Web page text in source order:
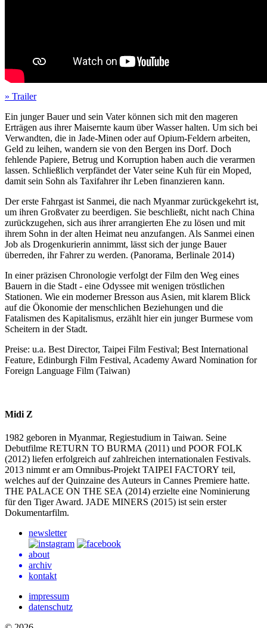
» Trailer
Ein junger Bauer und sein Vater können sich mit den mageren
Erträgen aus ihrer Maisernte kaum über Wasser halten. Um sich bei
Verwandten, die in Jade-Minen oder auf Opium-Feldern arbeiten,
Geld zu leihen, wandern sie von den Bergen ins Dorf. Doch
fehlende Papiere, Betrug und Korruption haben auch die verarmen
lassen. Schließlich verpfändet der Vater seine Kuh für ein Moped,
damit sein Sohn als Taxifahrer ihr Leben finanzieren kann.
Der erste Fahrgast ist Sanmei, die nach Myanmar zurückgekehrt ist,
um ihren Großvater zu beerdigen. Sie beschließt, nicht nach China
zurückzugehen, sich aus ihrer arrangierten Ehe zu lösen und mit
ihrem Sohn in der alten Heimat neu anzufangen. Als Sanmei einen
Job als Drogenkurierin annimmt, lässt sich der junge Bauer
überreden, ihr Fahrer zu werden. (Panorama, Berlinale 2014)
In einer präzisen Chronologie verfolgt der Film den Weg eines
Bauern in die Stadt - eine Odyssee mit wenigen tröstlichen
Stationen. Wie ein moderner Bresson aus Asien, mit klarem Blick
auf die Ökonomie der menschlichen Beziehungen und die
Fatalismen des Kapitalismus, erzählt hier ein junger Burmese vom
Scheitern in der Stadt.
Preise: u.a. Best Director, Taipei Film Festival; Best International
Feature, Edinburgh Film Festival, Academy Award Nomination for
Foreign Language Film (Taiwan)
Midi Z
1982 geboren in Myanmar, Regiestudium in Taiwan. Seine
Debutfilme RETURN TO BURMA (2011) und POOR FOLK
(2012) liefen erfolgreich auf zahlreichen internationalen Festivals.
2013 nimmt er am Omnibus-Projekt TAIPEI FACTORY teil,
welches auf der Quinzaine des Auteurs in Cannes Premiere hatte.
THE PALACE ON THE SEA (2014) erzielte eine Nominierung
für den Tiger Award. JADE MINERS (2015) ist sein erster
Dokumentarfilm.
newsletter
about
archiv
kontakt
impressum
datenschutz